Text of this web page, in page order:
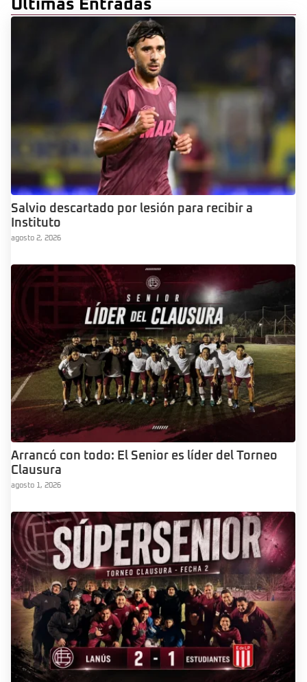
Últimas Entradas
Salvio descartado por lesión para recibir a
Instituto
agosto 2, 2026
Arrancó con todo: El Senior es líder del Torneo
Clausura
agosto 1, 2026